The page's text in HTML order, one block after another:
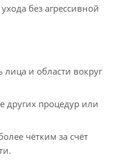
без агрессивной
лица и области вокруг
других процедур или
чётким за счёт